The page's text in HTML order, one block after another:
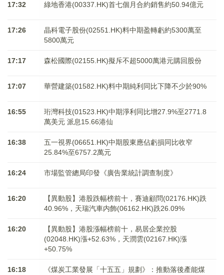
17:32 綠地香港(00337.HK)首七個月合約銷售約50.94億元
17:26
晶科電子股份(02551.HK)料中期盈轉虧約5300萬至
5800萬元
17:17 森松國際(02155.HK)擬斥不超5000萬港元購回股份
17:07 華營建築(01582.HK)料中期純利同比下降不少於90%
16:55
珩灣科技(01523.HK)中期淨利同比增27.9%至2771.8
萬美元 派息15.66港仙
16:38
五一視界(06651.HK)中期股東應佔虧損同比收窄
25.84%至6757.2萬元
16:24 市場監管總局印發《廣告業統計調查制度》
16:20
【異動股】港股跌幅榜前十，賽迪顧問(02176.HK)跌
40.96%，天瑞汽車内飾(06162.HK)跌26.09%
16:20
【異動股】港股漲幅榜前十，易居企業控股
(02048.HK)漲+52.63%，天潤雲(02167.HK)漲
+50.75%
16:18
《煤炭工業發展「十五五」規劃》：推動落後產能煤